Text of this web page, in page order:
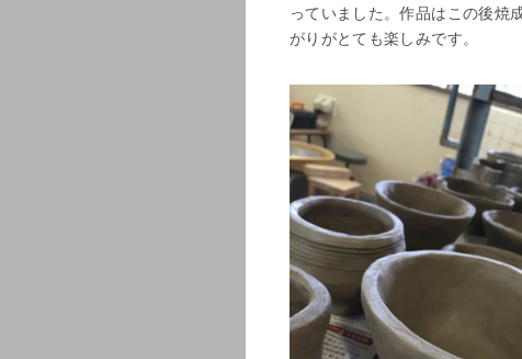
っていました。作品はこの後焼
がりがとても楽しみです。